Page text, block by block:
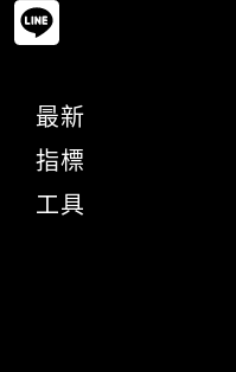
最新
指標
工具